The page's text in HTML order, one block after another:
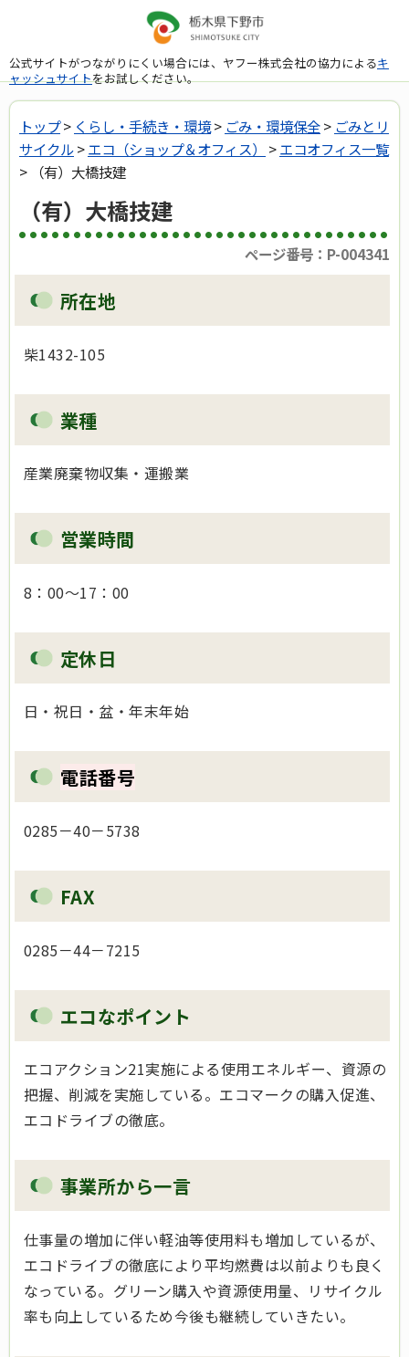
公式サイトがつながりにくい場合には、ヤフー株式会社の協力によるキ
ャッシュサイトをお試しください。
トップ> くらし・手続き・環境> ごみ・環境保全> ごみとリ
サイクル>エコ（ショップ＆オフィス） >エコオフィス一覧
> （有）大橋技建
（有）大橋技建
ページ番号：P-004341
所在地
柴1432-105
業種
産業廃棄物収集・運搬業
営業時間
8：00～17：00
定休日
日・祝日・盆・年末年始
電話番号
0285－40－5738
FAX
0285－44－7215
エコなポイント
エコアクション21実施による使用エネルギー、資源の
把握、削減を実施している。エコマークの購入促進、
エコドライブの徹底。
事業所から一言
仕事量の増加に伴い軽油等使用料も増加しているが、
エコドライブの徹底により平均燃費は以前よりも良く
なっている。グリーン購入や資源使用量、リサイクル
率も向上しているため今後も継続していきたい。